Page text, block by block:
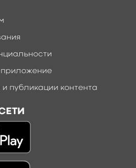
приложение
публикации контента